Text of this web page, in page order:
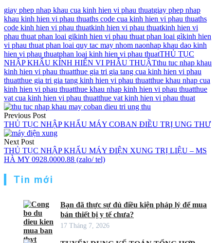
giay phep nhap khau cua kinh hien vi phau thuatgiay phep nhap
khau kinh hien vi phau thuaths code cua kinh hien vi phau thuaths
code kinh hien vi phau thuatkinh hien vi phau thuatkinh hien vi
phau thuat phan loai gikinh hien vi phau thuat phan loai gìkinh hien
vi phau thuat phan loai quy tac may nhom naonhap khau dao kinh
hien vi phau thuatphan loai kinh hien vi phau thuatTHỦ TỤC
NHẬP KHẨU KÍNH HIỂN VI PHẪU THUẬTthu tuc nhap khau
kinh hien vi phau thuatthue gia tri gia tang cua kinh hien vi phau
thuatthue gia tri gia tang kinh hien vi phau thuatthue khau nhap cua
kinh hien vi phau thuatthue khau nhap kinh hien vi phau thuatthue
vat cua kinh hien vi phau thuatthue vat kinh hien vi phau thuat
Điều
hướng
bài
viết
Previous Post
THỦ TỤC NHẬP KHẨU MÁY COBAN ĐIỀU TRỊ UNG THƯ
Next Post
THỦ TỤC NHẬP KHẨU MÁY ĐIỆN XUNG TRỊ LIỆU – MS
HÀ MY 0928.0000.88 (zalo/ tel)
Tin mới
Bạn đã thực sự đủ điều kiện pháp lý để mua
bán thiết bị y tế chưa?
17 Tháng 7, 2026